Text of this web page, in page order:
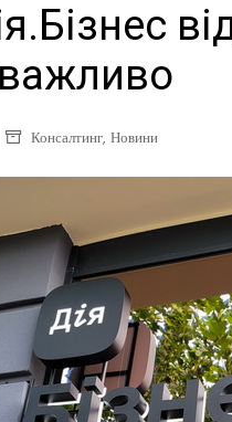
ПК
Консалтинг, Новини